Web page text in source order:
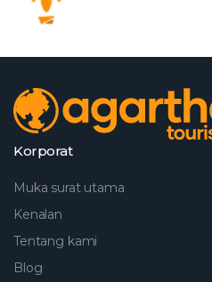
Korporat
Muka surat utama
Kenalan
Tentang kami
Blog